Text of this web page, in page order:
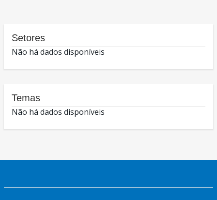
Setores
Não há dados disponíveis
Temas
Não há dados disponíveis